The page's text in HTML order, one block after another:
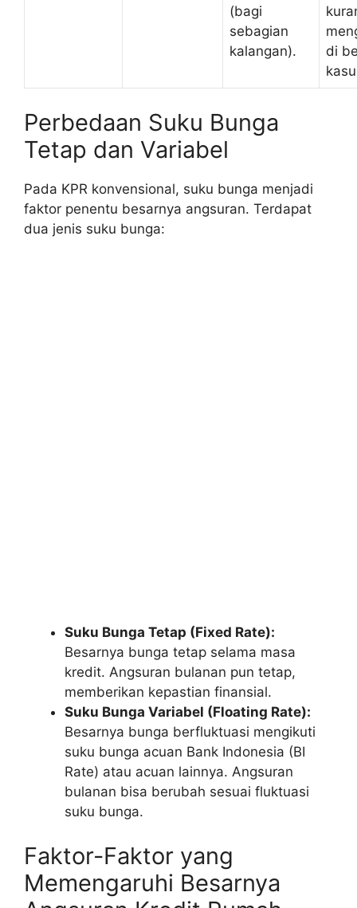
(bagi
sebagian
kalangan).
di
Perbedaan Suku Bunga
Tetap dan Variabel
Pada KPR konvensional, suku bunga menjadi
faktor penentu besarnya angsuran. Terdapat
dua jenis suku bunga:
Suku Bunga Tetap (Fixed Rate):
Besarnya bunga tetap selama masa
kredit. Angsuran bulanan pun tetap,
memberikan kepastian finansial.
Suku Bunga Variabel (Floating Rate):
Besarnya bunga berfluktuasi mengikuti
suku bunga acuan Bank Indonesia (BI
Rate) atau acuan lainnya. Angsuran
bulanan bisa berubah sesuai fluktuasi
suku bunga.
Faktor-Faktor yang
Memengaruhi Besarnya